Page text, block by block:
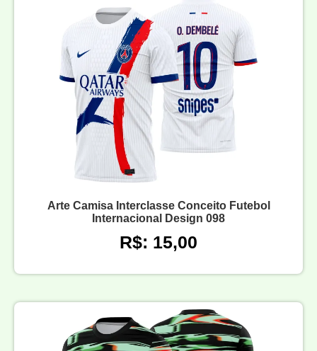
Arte Camisa Interclasse Conceito Futebol
Internacional Design 098
R$: 15,00